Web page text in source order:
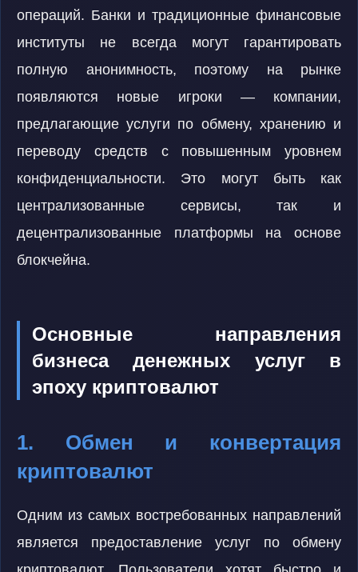
операций. Банки и традиционные финансовые
институты не всегда могут гарантировать
полную анонимность, поэтому на рынке
появляются новые игроки — компании,
предлагающие услуги по обмену, хранению и
переводу средств с повышенным уровнем
конфиденциальности. Это могут быть как
централизованные сервисы, так и
децентрализованные платформы на основе
блокчейна.
Основные направления
бизнеса денежных услуг в
эпоху криптовалют
1. Обмен и конвертация
криптовалют
Одним из самых востребованных направлений
является предоставление услуг по обмену